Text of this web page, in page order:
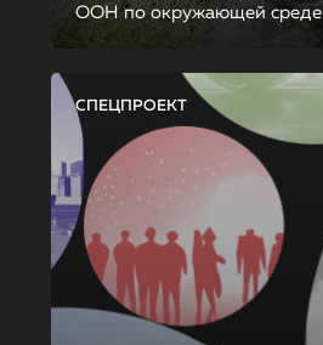
ООН по окружающей среде
СПЕЦПРОЕКТ